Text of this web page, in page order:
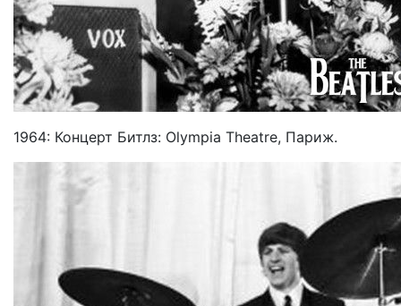
1964: Концерт Битлз: Olympia Theatre, Париж.